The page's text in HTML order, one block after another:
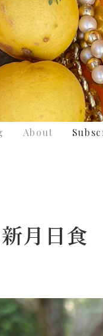
About
月日食